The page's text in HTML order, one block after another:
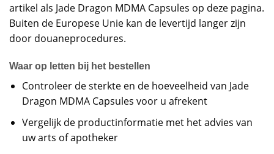
artikel als Jade Dragon MDMA Capsules op deze pagina.
Buiten de Europese Unie kan de levertijd langer zijn
door douaneprocedures.
Waar op letten bij het bestellen
Controleer de sterkte en de hoeveelheid van Jade
Dragon MDMA Capsules voor u afrekent
Vergelijk de productinformatie met het advies van
uw arts of apotheker